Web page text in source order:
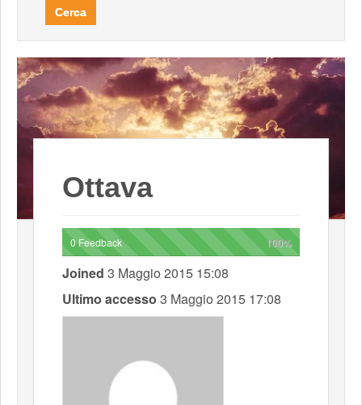
Cerca
Ottava
0 Feedback 100%
Joined 3 Maggio 2015 15:08
Ultimo accesso 3 Maggio 2015 17:08